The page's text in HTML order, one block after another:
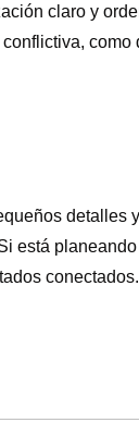
claro y
detalles
está
conectados.